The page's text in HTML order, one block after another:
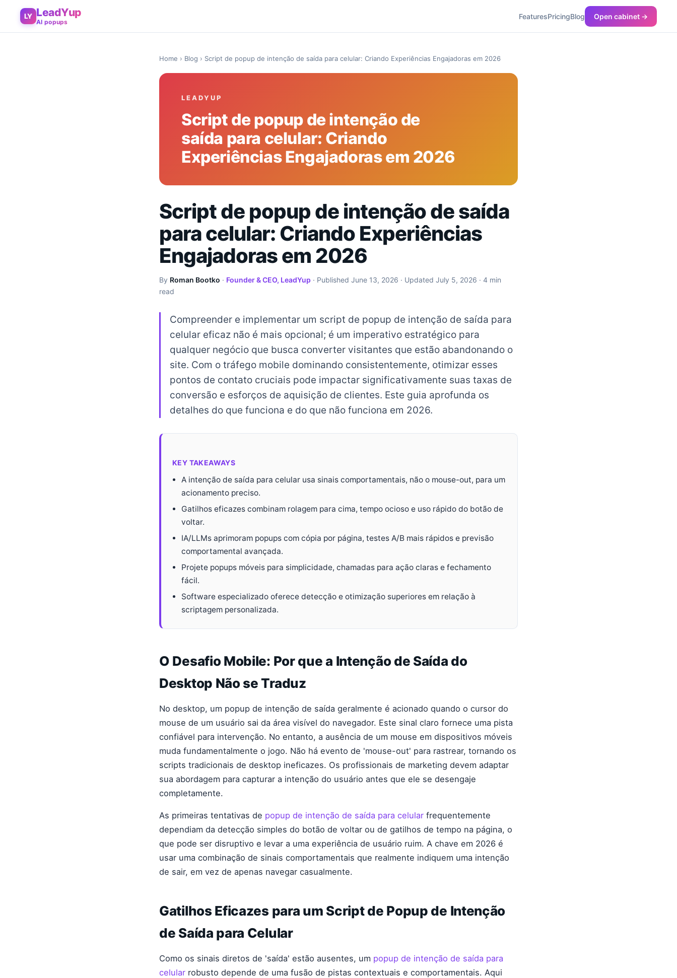
LY LeadYup
AI popups
FeaturesPricingBlog Open cabinet →
Home › Blog › Script de popup de intenção de saída para celular: Criando Experiências Engajadoras em 2026
LEADYUP
Script de popup de intenção de
saída para celular: Criando
Experiências Engajadoras em 2026
Script de popup de intenção de saída
para celular: Criando Experiências
Engajadoras em 2026
By Roman Bootko · Founder & CEO, LeadYup · Published June 13, 2026 · Updated July 5, 2026 · 4 min
read
Compreender e implementar um script de popup de intenção de saída para
celular eficaz não é mais opcional; é um imperativo estratégico para
qualquer negócio que busca converter visitantes que estão abandonando o
site. Com o tráfego mobile dominando consistentemente, otimizar esses
pontos de contato cruciais pode impactar significativamente suas taxas de
conversão e esforços de aquisição de clientes. Este guia aprofunda os
detalhes do que funciona e do que não funciona em 2026.
KEY TAKEAWAYS
A intenção de saída para celular usa sinais comportamentais, não o mouse-out, para um
acionamento preciso.
Gatilhos eficazes combinam rolagem para cima, tempo ocioso e uso rápido do botão de
voltar.
IA/LLMs aprimoram popups com cópia por página, testes A/B mais rápidos e previsão
comportamental avançada.
Projete popups móveis para simplicidade, chamadas para ação claras e fechamento
fácil.
Software especializado oferece detecção e otimização superiores em relação à
scriptagem personalizada.
O Desafio Mobile: Por que a Intenção de Saída do
Desktop Não se Traduz
No desktop, um popup de intenção de saída geralmente é acionado quando o cursor do
mouse de um usuário sai da área visível do navegador. Este sinal claro fornece uma pista
confiável para intervenção. No entanto, a ausência de um mouse em dispositivos móveis
muda fundamentalmente o jogo. Não há evento de 'mouse-out' para rastrear, tornando os
scripts tradicionais de desktop ineficazes. Os profissionais de marketing devem adaptar
sua abordagem para capturar a intenção do usuário antes que ele se desengaje
completamente.
As primeiras tentativas de popup de intenção de saída para celular frequentemente
dependiam da detecção simples do botão de voltar ou de gatilhos de tempo na página, o
que pode ser disruptivo e levar a uma experiência de usuário ruim. A chave em 2026 é
usar uma combinação de sinais comportamentais que realmente indiquem uma intenção
de sair, em vez de apenas navegar casualmente.
Gatilhos Eficazes para um Script de Popup de Intenção
de Saída para Celular
Como os sinais diretos de 'saída' estão ausentes, um popup de intenção de saída para
celular robusto depende de uma fusão de pistas contextuais e comportamentais. Aqui